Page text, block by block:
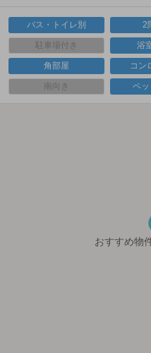
バス・トイレ別 2
駐車場付き 浴
角部屋 コン
南向き ペ
おすすめ物